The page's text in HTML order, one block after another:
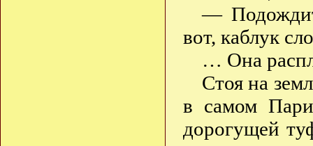
—
вот, каблук
… Она
Стоя на
в самом
дорогущей